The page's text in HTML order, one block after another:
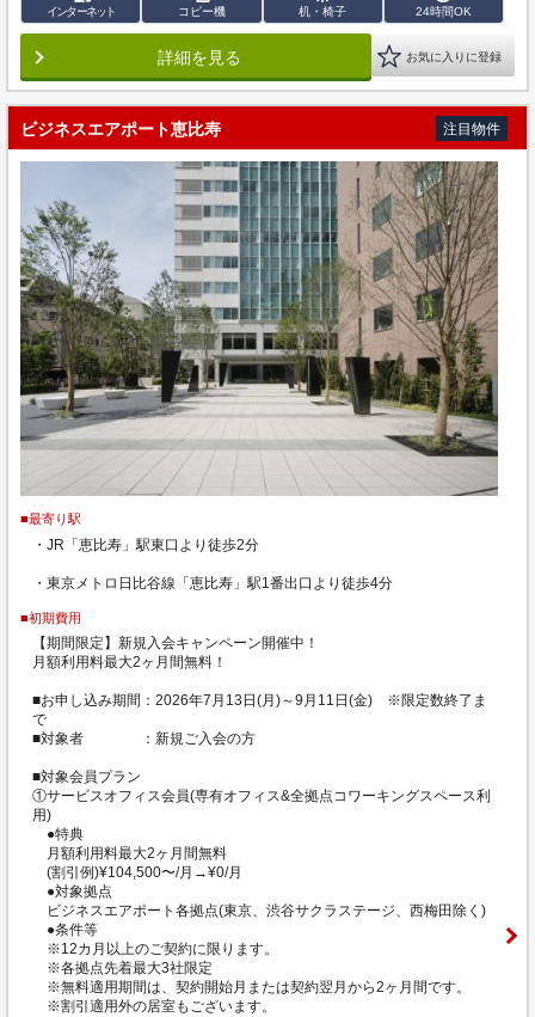
インターネット コピー機 机・椅子 24時間OK
詳細を見る お気に入りに登録
ビジネスエアポート恵比寿 注目物件
■最寄り駅
・JR「恵比寿」駅東口より徒歩2分
・東京メトロ日比谷線「恵比寿」駅1番出口より徒歩4分
■初期費用
【期間限定】新規入会キャンペーン開催中！
月額利用料最大2ヶ月間無料！
■お申し込み期間：2026年7月13日(月)～9月11日(金) ※限定数終了ま
で
■対象者 ：新規ご入会の方
■対象会員プラン
①サービスオフィス会員(専有オフィス&全拠点コワーキングスペース利
用)
●特典
月額利用料最大2ヶ月間無料
(割引例)¥104,500〜/月→¥0/月
●対象拠点
ビジネスエアポート各拠点(東京、渋谷サクラステージ、西梅田除く)
●条件等
※12カ月以上のご契約に限ります。
※各拠点先着最大3社限定
※無料適用期間は、契約開始月または契約翌月から2ヶ月間です。
※割引適用外の居室もございます。